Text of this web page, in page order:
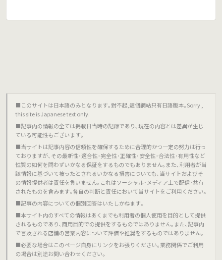
■このサイトは日本語のみとなります｡對不起,這個網站只有日語版本｡Sorry ,
this site is Japanese text only.
■記事内の情報の全ては掲載日当時の記録であり､現在の内容とは差異が生じ
ている可能性もございます｡
■当サイトは記事内容の信頼性を確保するために合理的かつ一定の努力は行っ
ておりますが､その最新性･適合性･完全性･正確性･安全性･合法性･有用性など
性質の如何を問わずいかなる保証をするものでもありません｡また､利用者が当
該情報に基づいて被ったとされるいかなる損害についても､当サイトおよびそ
の情報提供者は責任を負いません｡これはソーシャル･メディア上で配信･共有
されたものを含みます｡各自の判断と責任において当サイトをご利用ください｡
■記事の内容についての個別回答はいたしかねます｡
■本サイト内のすべての情報はあくまでも利用者の個人使用を目的として提供
されるものであり､商用目的での提供をするものではありません｡また､記事内
で言及される店舗の営業内容について評価や推奨をするものではありません｡
■必要な場合はこのページ自身にリンクをお張りください｡業務関係でご利用
の場合は別途お問い合わせください｡